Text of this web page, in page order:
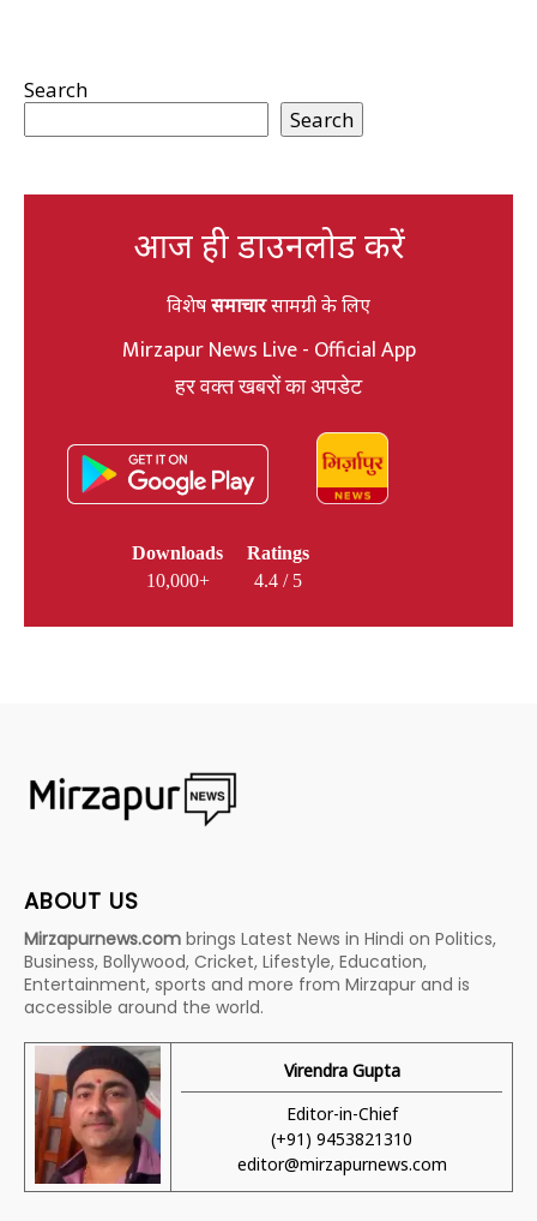
Search
Search
आज ही डाउनलोड करें
विशेषसमाचारसामग्री के लिए
Mirzapur News Live - Official App
हर वक्त खबरों का अपडेट
Downloads
10,000+
Ratings
4.4 / 5
ABOUT US
Mirzapurnews.com brings Latest News in Hindi on Politics,
Business, Bollywood, Cricket, Lifestyle, Education,
Entertainment, sports and more from Mirzapur and is
accessible around the world.
Virendra Gupta
Editor-in-Chief
(+91) 9453821310
editor@mirzapurnews.com